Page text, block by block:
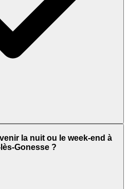
la nuit ou le week-end à
Gonesse ?